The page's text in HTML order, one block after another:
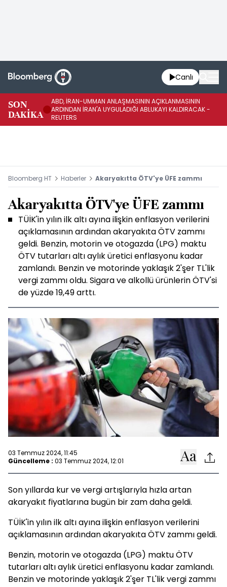
Canlı
SON
DAKİKA
ABD, İRAN-UMMAN ANLAŞMASININ AÇIKLANMASININ
ARDINDAN İRAN'A UYGULADIĞI ABLUKAYI KALDIRACAK -
REUTERS
Bloomberg HT Haberler Akaryakıtta ÖTV'ye ÜFE zammı
Akaryakıtta ÖTV'ye ÜFE zammı
TÜİK'in yılın ilk altı ayına ilişkin enflasyon verilerini
açıklamasının ardından akaryakıta ÖTV zammı
geldi. Benzin, motorin ve otogazda (LPG) maktu
ÖTV tutarları altı aylık üretici enflasyonu kadar
zamlandı. Benzin ve motorinde yaklaşık 2'şer TL'lik
vergi zammı oldu. Sigara ve alkollü ürünlerin ÖTV'si
de yüzde 19,49 arttı.
03 Temmuz 2024, 11:45
Güncelleme : 03 Temmuz 2024, 12:01
Son yıllarda kur ve vergi artışlarıyla hızla artan
akaryakıt fiyatlarına bugün bir zam daha geldi.
TÜİK'in yılın ilk altı ayına ilişkin enflasyon verilerini
açıklamasının ardından akaryakıta ÖTV zammı geldi.
Benzin, motorin ve otogazda (LPG) maktu ÖTV
tutarları altı aylık üretici enflasyonu kadar zamlandı.
Benzin ve motorinde yaklaşık 2'şer TL'lik vergi zammı